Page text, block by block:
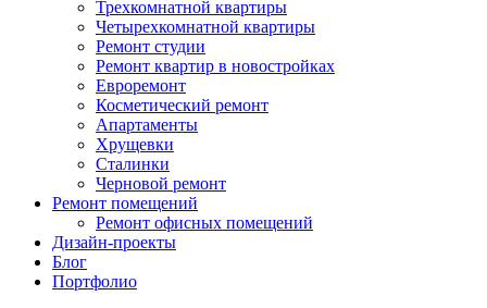
Трехкомнатной квартиры
Четырехкомнатной квартиры
Ремонт студии
Ремонт квартир в новостройках
Евроремонт
Косметический ремонт
Апартаменты
Хрущевки
Сталинки
Черновой ремонт
Ремонт помещений
Ремонт офисных помещений
Дизайн-проекты
Блог
Портфолио